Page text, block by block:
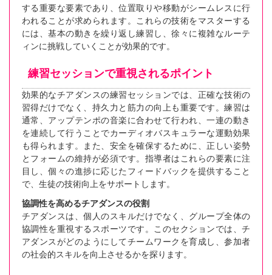
する重要な要素であり、位置取りや移動がシームレスに行
われることが求められます。これらの技術をマスターする
には、基本の動きを繰り返し練習し、徐々に複雑なルーテ
ィンに挑戦していくことが効果的です。
練習セッションで重視されるポイント
効果的なチアダンスの練習セッションでは、正確な技術の
習得だけでなく、持久力と筋力の向上も重要です。練習は
通常、アップテンポの音楽に合わせて行われ、一連の動き
を連続して行うことでカーディオバスキュラーな運動効果
も得られます。また、安全を確保するために、正しい姿勢
とフォームの維持が必須です。指導者はこれらの要素に注
目し、個々の進捗に応じたフィードバックを提供すること
で、生徒の技術向上をサポートします。
協調性を高めるチアダンスの役割
チアダンスは、個人のスキルだけでなく、グループ全体の
協調性を重視するスポーツです。このセクションでは、チ
アダンスがどのようにしてチームワークを育成し、参加者
の社会的スキルを向上させるかを探ります。